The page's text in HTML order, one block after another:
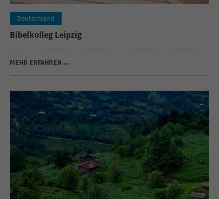
Deutschland
Bibelkolleg Leipzig
MEHR ERFAHREN …